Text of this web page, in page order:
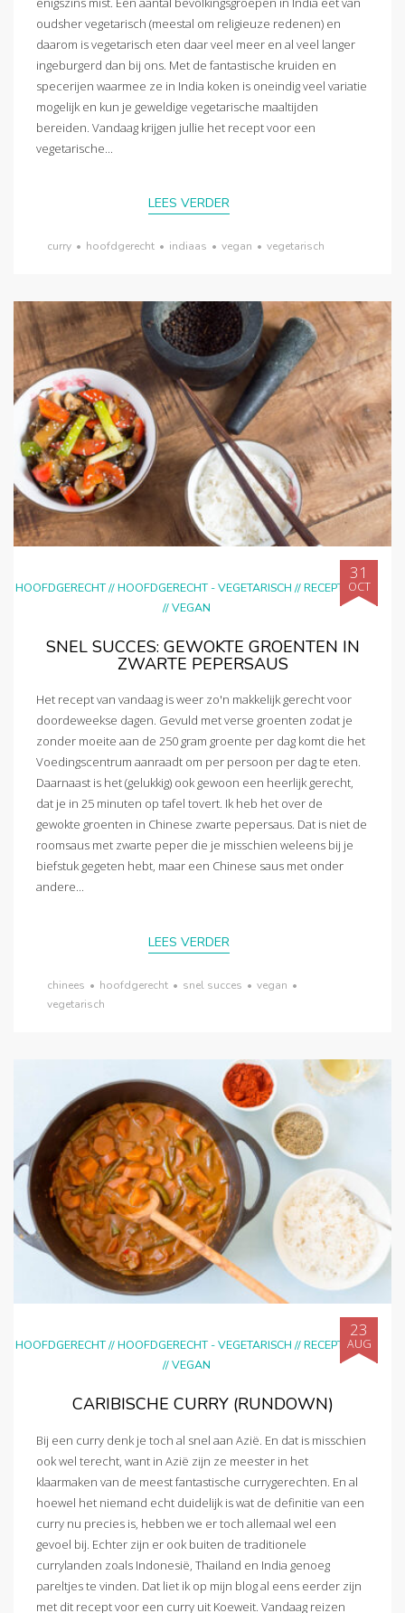
oudsher vegetarisch (meestal om religieuze redenen) en
daarom is vegetarisch eten daar veel meer en al veel langer
ingeburgerd dan bij ons. Met de fantastische kruiden en
specerijen waarmee ze in India koken is oneindig veel variatie
mogelijk en kun je geweldige vegetarische maaltijden
bereiden. Vandaag krijgen jullie het recept voor een
vegetarische...
LEES VERDER
curry • hoofdgerecht • indiaas • vegan • vegetarisch
HOOFDGERECHT//HOOFDGERECHT - VEGETARISCH //RECEPTEN
//VEGAN
31
OCT
SNEL SUCCES: GEWOKTE GROENTEN IN
ZWARTE PEPERSAUS
Het recept van vandaag is weer zo'n makkelijk gerecht voor
doordeweekse dagen. Gevuld met verse groenten zodat je
zonder moeite aan de 250 gram groente per dag komt die het
Voedingscentrum aanraadt om per persoon per dag te eten.
Daarnaast is het (gelukkig) ook gewoon een heerlijk gerecht,
dat je in 25 minuten op tafel tovert. Ik heb het over de
gewokte groenten in Chinese zwarte pepersaus. Dat is niet de
roomsaus met zwarte peper die je misschien weleens bij je
biefstuk gegeten hebt, maar een Chinese saus met onder
andere...
LEES VERDER
chinees • hoofdgerecht • snel succes • vegan •
vegetarisch
HOOFDGERECHT//HOOFDGERECHT - VEGETARISCH //RECEPTEN
//VEGAN
23
AUG
CARIBISCHE CURRY (RUNDOWN)
Bij een curry denk je toch al snel aan Azië. En dat is misschien
ook wel terecht, want in Azië zijn ze meester in het
klaarmaken van de meest fantastische currygerechten. En al
hoewel het niemand echt duidelijk is wat de definitie van een
curry nu precies is, hebben we er toch allemaal wel een
gevoel bij. Echter zijn er ook buiten de traditionele
currylanden zoals Indonesië, Thailand en India genoeg
pareltjes te vinden. Dat liet ik op mijn blog al eens eerder zijn
met dit recept voor een curry uit Koeweit. Vandaag reizen